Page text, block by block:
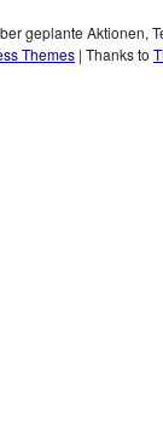
geplante Aktionen,
Themes | Thanks to